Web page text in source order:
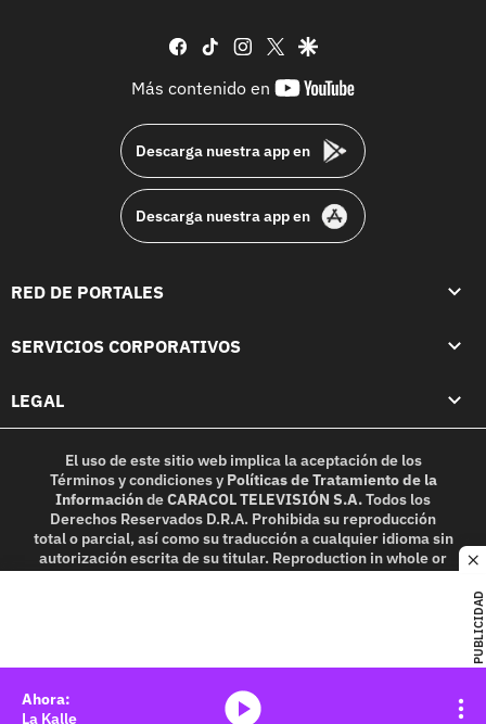
PUBLICIDAD
facebook
tiktok instagram
twittergoogle
Más contenido en
youtube-
Descarga nuestra app en
Descarga nuestra app en
RED DE PORTALES
SERVICIOS CORPORATIVOS
LEGAL
El uso de este sitio web implica la aceptación de los
Términos y condicionesy Políticas de Tratamiento de la
InformacióndeCARACOL TELEVISIÓN S.A.Todos los
Derechos Reservados D.R.A. Prohibida su reproducción
total o parcial, así como su traducción a cualquier idioma sin
autorización escrita de su titular. Reproduction in whole or
in part, or translation without written permission is
La Kalle